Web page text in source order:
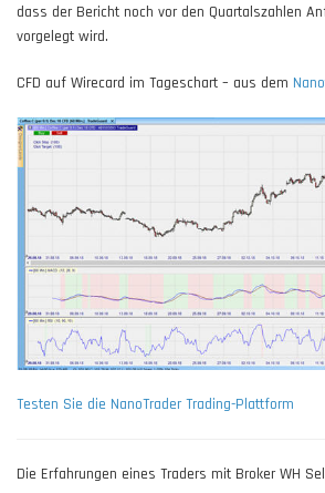
dass der Bericht noch vor den Quartalszahlen
vorgelegt wird.
CFD auf Wirecard im Tageschart – aus dem
Testen Sie die NanoTrader Trading-Plattform
Die Erfahrungen eines Traders mit Broker WH